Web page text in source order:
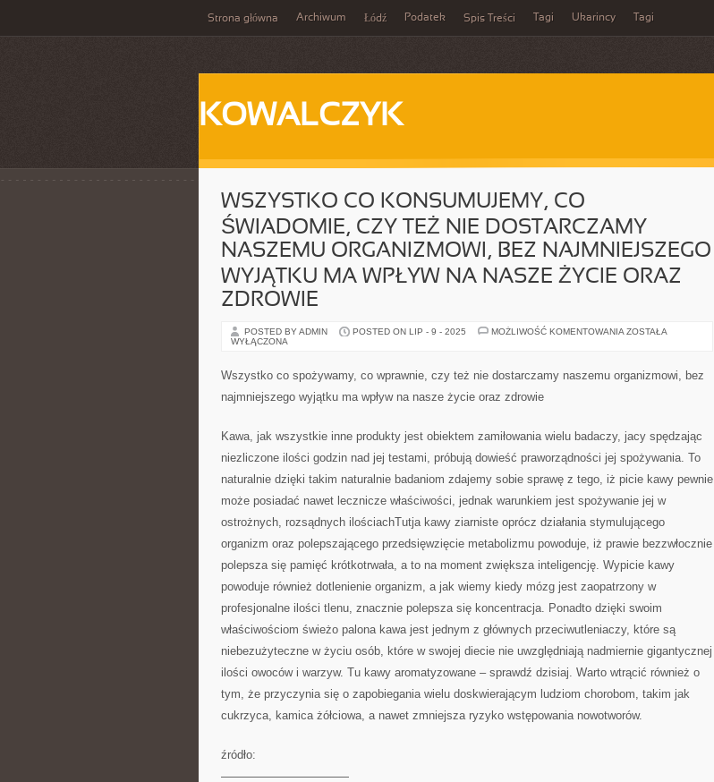
Strona główna Archiwum Łódź Podatek Spis Treści Tagi Ukarincy Tagi
KOWALCZYK
WSZYSTKO CO KONSUMUJEMY, CO
ŚWIADOMIE, CZY TEŻ NIE DOSTARCZAMY
NASZEMU ORGANIZMOWI, BEZ NAJMNIEJSZEGO
WYJĄTKU MA WPŁYW NA NASZE ŻYCIE ORAZ
ZDROWIE
POSTED BY ADMIN POSTED ON LIP - 9 - 2025 MOŻLIWOŚĆ KOMENTOWANIA WSZYSTKO
ŚWIADOMIE,
CZY
BEZ
WYJĄTKU
WPŁYW
NASZE
ŻYCIE
ORAZ
ZDROWIE
ZOSTAŁA
WYŁĄCZONA
Wszystko co spożywamy, co wprawnie, czy też nie dostarczamy naszemu organizmowi, bez
najmniejszego wyjątku ma wpływ na nasze życie oraz zdrowie
Kawa, jak wszystkie inne produkty jest obiektem zamiłowania wielu badaczy, jacy spędzając
niezliczone ilości godzin nad jej testami, próbują dowieść praworządności jej spożywania. To
naturalnie dzięki takim naturalnie badaniom zdajemy sobie sprawę z tego, iż picie kawy pewnie
może posiadać nawet lecznicze właściwości, jednak warunkiem jest spożywanie jej w
ostrożnych, rozsądnych ilościachTutja kawy ziarniste oprócz działania stymulującego
organizm oraz polepszającego przedsięwzięcie metabolizmu powoduje, iż prawie bezzwłocznie
polepsza się pamięć krótkotrwała, a to na moment zwiększa inteligencję. Wypicie kawy
powoduje również dotlenienie organizm, a jak wiemy kiedy mózg jest zaopatrzony w
profesjonalne ilości tlenu, znacznie polepsza się koncentracja. Ponadto dzięki swoim
właściwościom świeżo palona kawa jest jednym z głównych przeciwutleniaczy, które są
niebezużyteczne w życiu osób, które w swojej diecie nie uwzględniają nadmiernie gigantycznej
ilości owoców i warzyw. Tu kawy aromatyzowane – sprawdź dzisiaj. Warto wtrącić również o
tym, że przyczynia się o zapobiegania wielu doskwierającym ludziom chorobom, takim jak
cukrzyca, kamica żółciowa, a nawet zmniejsza ryzyko wstępowania nowotworów.
źródło:
———————————